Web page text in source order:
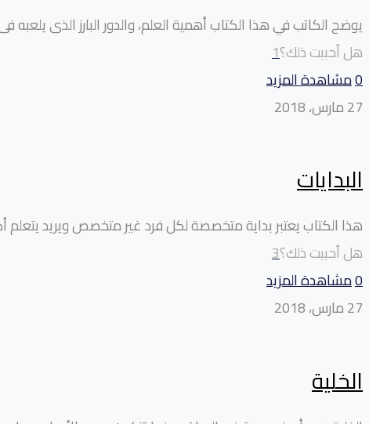
يوضح الكاتب في هذا الكتاب أهمية العلم، والدور البارز الذى
هل أحببت ذلك؟1
0مشاهدة المزيد
27 مارس، 2018
البدايات
هذا الكتاب يعتبر بداية متخصصة لكل فرد غير متخصص ويريد يتعلم
هل أحببت ذلك؟3
0مشاهدة المزيد
27 مارس، 2018
الخلية